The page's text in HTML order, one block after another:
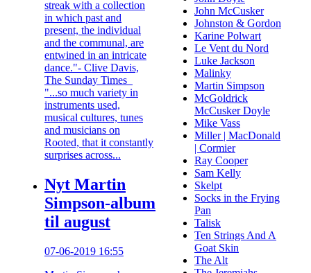
streak with a collection
in which past and
present, the individual
and the communal, are
entwined in an intricate
dance."- Clive Davis,
The Sunday Times
"...so much variety in
instruments used,
musical cultures, tunes
and musicians on
Rooted, that it constantly
surprises across...
Nyt Martin
Simpson-album
til august
07-06-2019 16:55
John McCusker
Johnston & Gordon
Karine Polwart
Le Vent du Nord
Luke Jackson
Malinky
Martin Simpson
McGoldrick
McCusker Doyle
Mike Vass
Miller | MacDonald
| Cormier
Ray Cooper
Sam Kelly
Skelpt
Socks in the Frying
Pan
Talisk
Ten Strings And A
Goat Skin
The Alt